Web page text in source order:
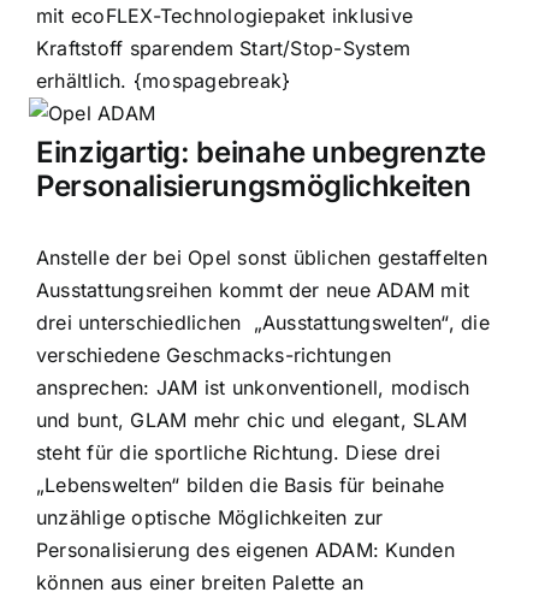
mit ecoFLEX-Technologiepaket inklusive
Kraftstoff sparendem Start/Stop-System
erhältlich. {mospagebreak}
Einzigartig: beinahe unbegrenzte
Personalisierungsmöglichkeiten
Anstelle der bei Opel sonst üblichen gestaffelten
Ausstattungsreihen kommt der neue ADAM mit
drei unterschiedlichen „Ausstattungswelten“, die
verschiedene Geschmacks-richtungen
ansprechen: JAM ist unkonventionell, modisch
und bunt, GLAM mehr chic und elegant, SLAM
steht für die sportliche Richtung. Diese drei
„Lebenswelten“ bilden die Basis für beinahe
unzählige optische Möglichkeiten zur
Personalisierung des eigenen ADAM: Kunden
können aus einer breiten Palette an